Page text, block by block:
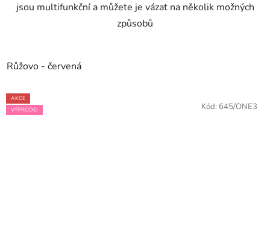
jsou multifunkční a můžete je vázat na několik možných
způsobů
Růžovo - červená
AKCE
VÝPRODEJ
Kód: 645/ONE3